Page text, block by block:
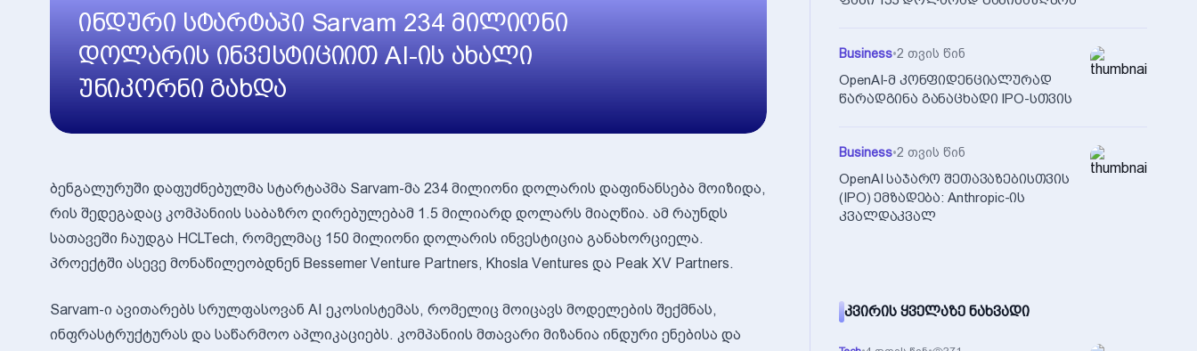
ინდური სტარტაპი Sarvam 234 მილიონი
დოლარის ინვესტიციით AI-ის ახალი
უნიკორნი გახდა
ბენგალურუში დაფუძნებულმა სტარტაპმა Sarvam-მა 234 მილიონი დოლარის დაფინანსება მოიზიდა,
რის შედეგადაც კომპანიის საბაზრო ღირებულებამ 1.5 მილიარდ დოლარს მიაღწია. ამ რაუნდს
სათავეში ჩაუდგა HCLTech, რომელმაც 150 მილიონი დოლარის ინვესტიცია განახორციელა.
პროექტში ასევე მონაწილეობდნენ Bessemer Venture Partners, Khosla Ventures და Peak XV Partners.
Sarvam-ი ავითარებს სრულფასოვან AI ეკოსისტემას, რომელიც მოიცავს მოდელების შექმნას,
ინფრასტრუქტურას და საწარმოო აპლიკაციებს. კომპანიის მთავარი მიზანია ინდური ენებისა და
Business•2 თვის წინ
OpenAI-მ კონფიდენციალურად
წარადგინა განაცხადი IPO-სთვის
Business•2 თვის წინ
OpenAI საჯარო შეთავაზებისთვის
(IPO) ემზადება: Anthropic-ის
კვალდაკვალ
ᲙᲕᲘᲠᲘᲡ ᲧᲕᲔᲚᲐᲖᲔ ᲜᲐᲮᲕᲐᲓᲘ